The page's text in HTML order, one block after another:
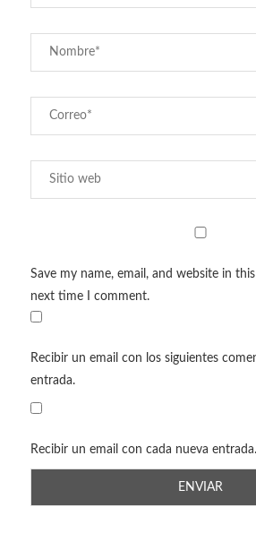
Save my name, email, and website in
next time I comment.
Recibir un email con los siguientes
entrada.
Recibir un email con cada nueva entrada.